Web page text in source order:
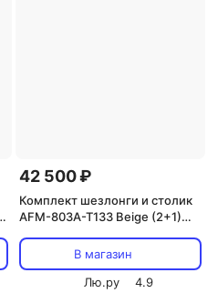
42 500 ₽
Комплект шезлонги и столик
AFM-803A-T133 Beige (2+1)
В магазин
Лю.ру
4.9